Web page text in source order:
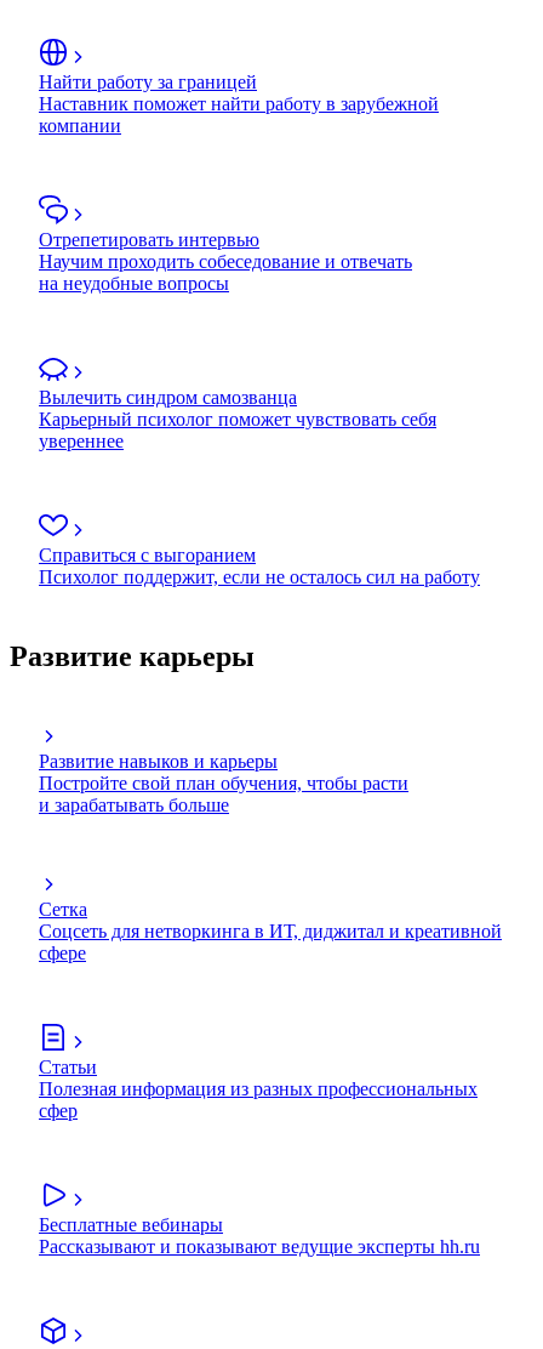
Найти работу за границей
Наставник поможет найти работу в зарубежной
компании
Отрепетировать интервью
Научим проходить собеседование и отвечать
на неудобные вопросы
Вылечить синдром самозванца
Карьерный психолог поможет чувствовать себя
увереннее
Справиться с выгоранием
Психолог поддержит, если не осталось сил на работу
Развитие карьеры
Развитие навыков и карьеры
Постройте свой план обучения, чтобы расти
и зарабатывать больше
Сетка
Соцсеть для нетворкинга в ИТ, диджитал и креативной
сфере
Статьи
Полезная информация из разных профессиональных
сфер
Бесплатные вебинары
Рассказывают и показывают ведущие эксперты hh.ru